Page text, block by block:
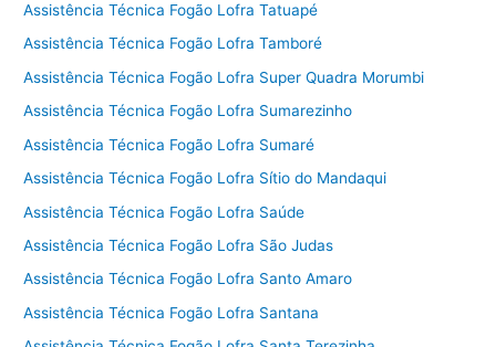
Assistência Técnica Fogão Lofra Tatuapé
Assistência Técnica Fogão Lofra Tamboré
Assistência Técnica Fogão Lofra Super Quadra Morumbi
Assistência Técnica Fogão Lofra Sumarezinho
Assistência Técnica Fogão Lofra Sumaré
Assistência Técnica Fogão Lofra Sítio do Mandaqui
Assistência Técnica Fogão Lofra Saúde
Assistência Técnica Fogão Lofra São Judas
Assistência Técnica Fogão Lofra Santo Amaro
Assistência Técnica Fogão Lofra Santana